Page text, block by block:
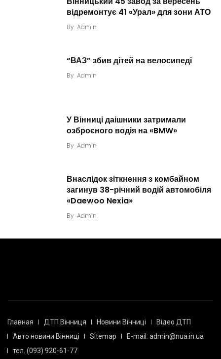
відремонтує 41 «Урал» для зони АТО
By Admin
“ВАЗ” збив дітей на велосипеді
By Admin
У Вінниці даішники затримали
озброєного водія на «BMW»
By Admin
Внаслідок зіткнення з комбайном
загинув 38-річний водій автомобіля
«Daewoo Nexia»
By Admin
Главная ДТП Вінниця Новини Вінниці
Відео ДТП
Авто новини Вінниці
Sitemap
E-mail: admin@nua.in.ua
тел. (093) 920-61-77